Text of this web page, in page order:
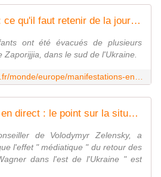
Guerre en Ukraine : ce qu'il faut retenir de la journée du mercredi 27 septembre
ont été évacués de plusieurs
Zaporijjia, dans le sud de l'Ukraine.
Guerre en Ukraine, en direct : le point sur la situation en soirée
de Volodymyr Zelensky, a
l'effet " médiatique " du retour des
dans l'est de l'Ukraine " est